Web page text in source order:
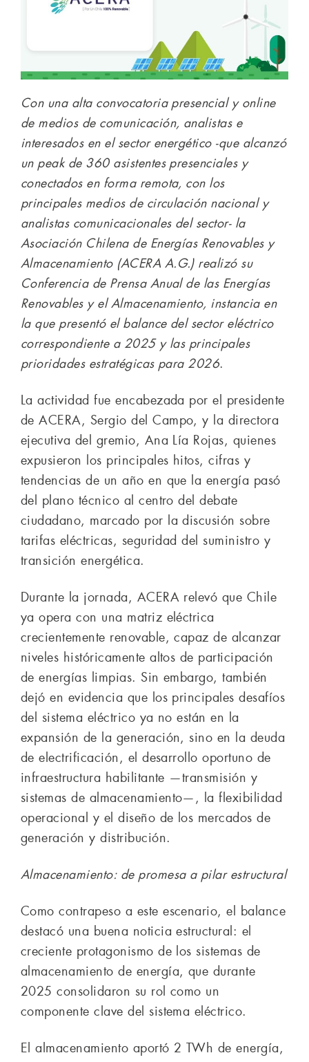
Con una alta convocatoria presencial y online
de medios de comunicación, analistas e
interesados en el sector energético -que alcanzó
un peak de 360 asistentes presenciales y
conectados en forma remota, con los
principales medios de circulación nacional y
analistas comunicacionales del sector- la
Asociación Chilena de Energías Renovables y
Almacenamiento (ACERA A.G.) realizó su
Conferencia de Prensa Anual de las Energías
Renovables y el Almacenamiento, instancia en
la que presentó el balance del sector eléctrico
correspondiente a 2025 y las principales
prioridades estratégicas para 2026.
La actividad fue encabezada por el presidente
de ACERA, Sergio del Campo, y la directora
ejecutiva del gremio, Ana Lía Rojas, quienes
expusieron los principales hitos, cifras y
tendencias de un año en que la energía pasó
del plano técnico al centro del debate
ciudadano, marcado por la discusión sobre
tarifas eléctricas, seguridad del suministro y
transición energética.
Durante la jornada, ACERA relevó que Chile
ya opera con una matriz eléctrica
crecientemente renovable, capaz de alcanzar
niveles históricamente altos de participación
de energías limpias. Sin embargo, también
dejó en evidencia que los principales desafíos
del sistema eléctrico ya no están en la
expansión de la generación, sino en la deuda
de electrificación, el desarrollo oportuno de
infraestructura habilitante —transmisión y
sistemas de almacenamiento—, la flexibilidad
operacional y el diseño de los mercados de
generación y distribución.
Almacenamiento: de promesa a pilar estructural
Como contrapeso a este escenario, el balance
destacó una buena noticia estructural: el
creciente protagonismo de los sistemas de
almacenamiento de energía, que durante
2025 consolidaron su rol como un
componente clave del sistema eléctrico.
El almacenamiento aportó 2 TWh de energía,